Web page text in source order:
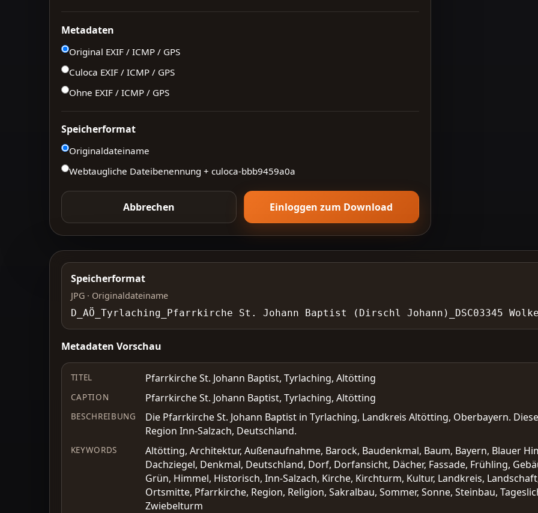
Metadaten
Original EXIF / ICMP / GPS
Culoca EXIF / ICMP / GPS
Ohne EXIF / ICMP / GPS
Speicherformat
Originaldateiname
Webtaugliche Dateibenennung + culoca-bbb9459a0a
Abbrechen Einloggen zum Download
Speicherformat
JPG · Originaldateiname
D_AÖ_Tyrlaching_Pfarrkirche St. Johann Baptist (Dirschl Johann)_DSC03345
Metadaten Vorschau
TITEL Pfarrkirche St. Johann Baptist, Tyrlaching, Altötting
CAPTION Pfarrkirche St. Johann Baptist, Tyrlaching, Altötting
BESCHREIBUNG
Die Pfarrkirche St. Johann Baptist in Tyrlaching, Landkreis Altötting, Oberbayern.
Region Inn-Salzach, Deutschland.
KEYWORDS
Altötting, Architektur, Außenaufnahme, Barock, Baudenkmal, Baum, Bayern, Blauer
Dachziegel, Denkmal, Deutschland, Dorf, Dorfansicht, Dächer, Fassade, Frühling,
Grün, Himmel, Historisch, Inn-Salzach, Kirche, Kirchturm, Kultur, Landkreis,
Ortsmitte, Pfarrkirche, Region, Religion, Sakralbau, Sommer, Sonne, Steinbau,
Zwiebelturm